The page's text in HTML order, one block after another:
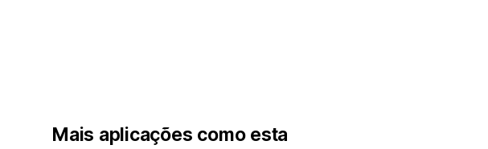
Mais aplicações como esta